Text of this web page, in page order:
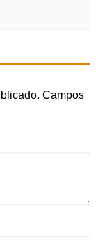
Campos